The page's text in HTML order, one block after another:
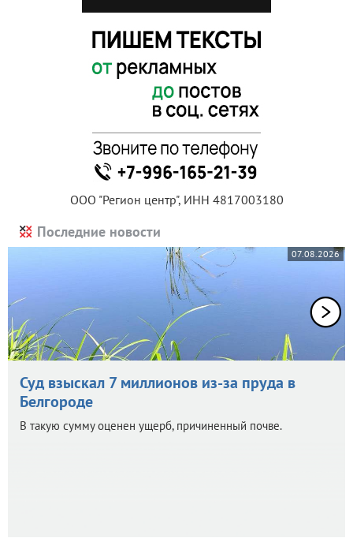
ООО "Регион центр", ИНН 4817003180
Последние новости
07.08.2026
Суд взыскал 7 миллионов из-за пруда в
Белгороде
В такую сумму оценен ущерб, причиненный почве.